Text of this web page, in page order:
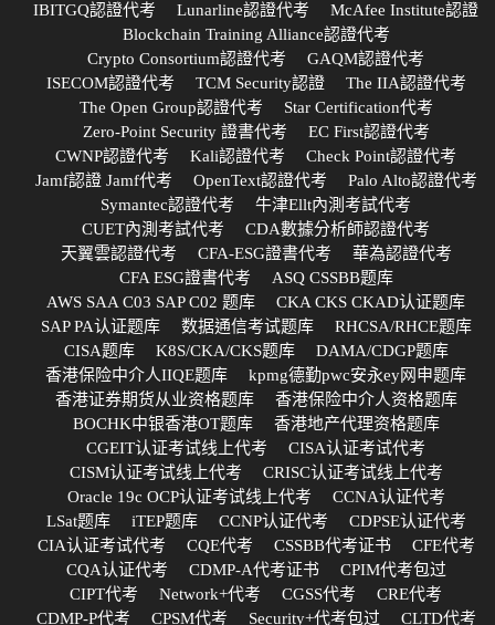
IBITGQ認證代考
Lunarline認證代考
McAfee Institute認證
Blockchain Training Alliance認證代考
Crypto Consortium認證代考
GAQM認證代考
ISECOM認證代考
TCM Security認證
The IIA認證代考
The Open Group認證代考
Star Certification代考
Zero-Point Security 證書代考
EC First認證代考
CWNP認證代考
Kali認證代考
Check Point認證代考
Jamf認證 Jamf代考
OpenText認證代考
Palo Alto認證代考
Symantec認證代考
牛津Ellt內測考試代考
CUET內測考試代考
CDA數據分析師認證代考
天翼雲認證代考
CFA-ESG證書代考
華為認證代考
CFA ESG證書代考
ASQ CSSBB题库
AWS SAA C03 SAP C02 题库
CKA CKS CKAD认证题库
SAP PA认证题库
数据通信考试题库
RHCSA/RHCE题库
CISA题库
K8S/CKA/CKS题库
DAMA/CDGP题库
香港保险中介人IIQE题库
kpmg德勤pwc安永ey网申题库
香港证券期货从业资格题库
香港保险中介人资格题库
BOCHK中银香港OT题库
香港地产代理资格题库
CGEIT认证考试线上代考
CISA认证考试代考
CISM认证考试线上代考
CRISC认证考试线上代考
Oracle 19c OCP认证考试线上代考
CCNA认证代考
LSat题库
iTEP题库 CCNP认证代考
CDPSE认证代考
CIA认证考试代考
CQE代考 CSSBB代考证书
CFE代考
CQA认证代考
CDMP-A代考证书
CPIM代考包过
CIPT代考
Network+代考 CGSS代考
CRE代考
CDMP-P代考
CPSM代考 Security+代考包过
CLTD代考